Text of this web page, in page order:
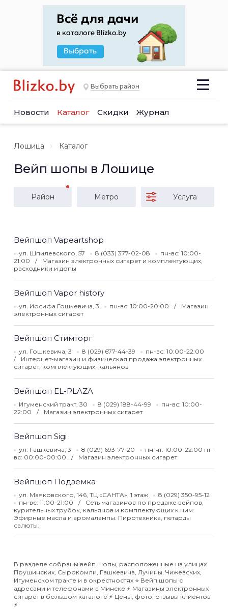
Выбрать район
Новости Каталог Скидки Журнал
Лошица Каталог
Вейп шопы в Лошице
Район Метро Услуга
Вейпшоп Vapeartshop
ул. Шпилевского, 57 8 (033) 377-02-08
пн-вс: 10:00-
21:00
Магазин электронных сигарет и комплектующих,
расходники и допы
Вейпшоп Vapor history
ул. Иосифа Гошкевича, 3 пн-вс: 10:00-20:00
Магазин
электронных сигарет
Вейпшоп Стимторг
ул. Гошкевича, 3 8 (029) 677-44-39
пн-вс: 10:00-22:00
Интернет-магазин и физическая продажа электронных
сигарет, комплектующих, кальянов
Вейпшоп EL-PLAZA
Игуменский тракт, 30 8 (029) 188-44-99
пн-вс: 10:00-
22:00
Магазин электронных сигарет
Вейпшоп Sigi
ул. Гашкевича, 3 8 (029) 693-77-20
пн-чт: 10:00-22:00 пт-
вс: 00:00-00:00
Магазин электронных сигарет
Вейпшоп Подземка
ул. Маяковского, 146, ТЦ «САНТА», 1 этаж
8 (029) 350-95-12
пн-вс: 11:00-21:00
Сеть магазинов по продаже вейпов,
курительных трубок, кальянов и комплектующих к ним.
Эфирные масла и аромалампы. Пиротехника, петарды
салюты.
В разделе собраны вейп шопы, расположенные на улицах
Прушинских, Сырокомли, Гашкевича, Лучины, Чижевских,
Игуменском тракте и в окрестностях ⭐️ Вейп шопы с
адресами и телефонами в Минске ⚡️ Магазины электронных
сигарет в большом каталоге ⚡️ Цены, фото, отзывы клиентов
⚡️